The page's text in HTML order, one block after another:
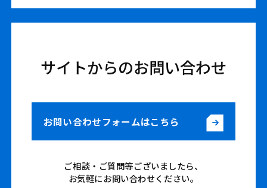
サイトからのお問い合わせ
お問い合わせフォームはこちら
ご相談・ご質問等ございましたら、
お気軽にお問い合わせください。